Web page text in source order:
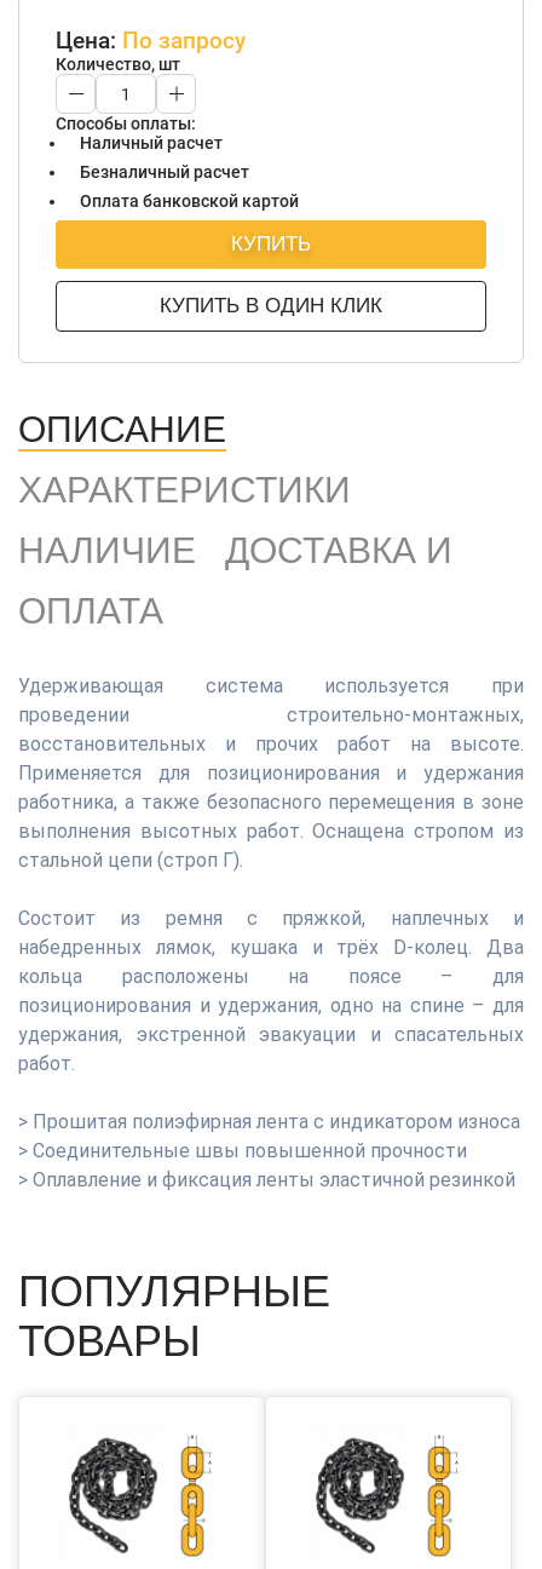
Цена: По запросу
Количество, шт
Способы оплаты:
Наличный расчет
Безналичный расчет
Оплата банковской картой
КУПИТЬ
КУПИТЬ В ОДИН КЛИК
ОПИСАНИЕ
ХАРАКТЕРИСТИКИ
НАЛИЧИЕ
ДОСТАВКА И
ОПЛАТА
Удерживающая система используется при
проведении строительно-монтажных,
восстановительных и прочих работ на высоте.
Применяется для позиционирования и удержания
работника, а также безопасного перемещения в зоне
выполнения высотных работ. Оснащена стропом из
стальной цепи (строп Г).
Состоит из ремня с пряжкой, наплечных и
набедренных лямок, кушака и трёх D-колец. Два
кольца расположены на поясе – для
позиционирования и удержания, одно на спине – для
удержания, экстренной эвакуации и спасательных
работ.
> Прошитая полиэфирная лента с индикатором износа
> Соединительные швы повышенной прочности
> Оплавление и фиксация ленты эластичной резинкой
ПОПУЛЯРНЫЕ
ТОВАРЫ